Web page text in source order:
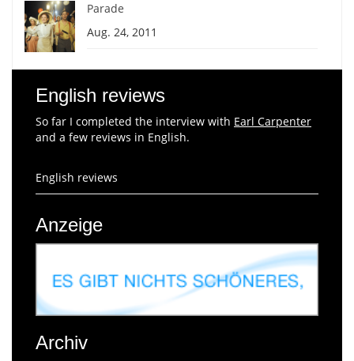
Parade
Aug. 24, 2011
English reviews
So far I completed the interview with Earl Carpenter
and a few reviews in English.
English reviews
Anzeige
Archiv